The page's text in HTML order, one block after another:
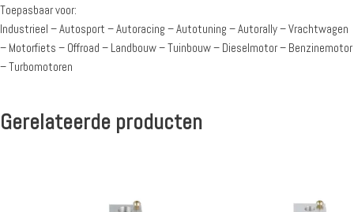
Toepasbaar voor:
Industrieel – Autosport – Autoracing – Autotuning – Autorally – Vrachtwagen
– Motorfiets – Offroad – Landbouw – Tuinbouw – Dieselmotor – Benzinemotor
– Turbomotoren
Gerelateerde producten